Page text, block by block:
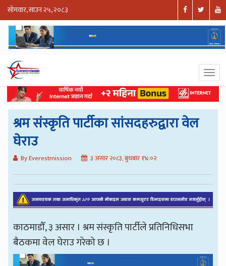
सोमवार, साउन २५, २०८३
श्रम संस्कृति पार्टीका सांसदहरुद्वारा वेल
घेराउ
By Everestmission ३ असार २०८३, बुधबार १४:०२
काठमाडौँ, ३ असार । श्रम संस्कृति पार्टीले प्रतिनिधिसभा
बैठकमा वेल घेराउ गरेको छ ।